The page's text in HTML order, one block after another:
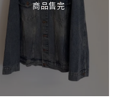
商品售完